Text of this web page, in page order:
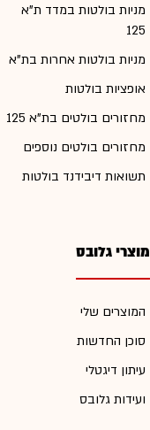
מניות בולטות במדד ת"א
125
מניות בולטות אחרות בת"א
אופציות בולטות
מחזורים בולטים בת"א 125
מחזורים בולטים נוספים
תשואות דיבידנד בולטות
מוצרי גלובס
המוצרים שלי
סוכן החדשות
עיתון דיגטלי
ועידות גלובס